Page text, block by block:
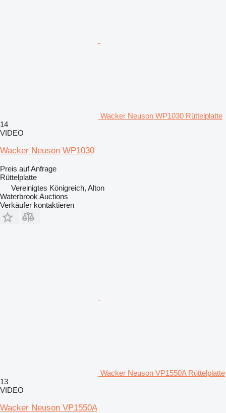
Wacker Neuson WP1030 Rüttelplatte
14
VIDEO
Wacker Neuson WP1030
Preis auf Anfrage
Rüttelplatte
Vereinigtes Königreich, Alton
Waterbrook Auctions
Verkäufer kontaktieren
Wacker Neuson VP1550A Rüttelplatte
13
VIDEO
Wacker Neuson VP1550A